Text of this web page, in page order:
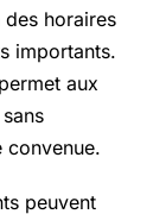
horaires
importants.
aux
convenue.
peuvent